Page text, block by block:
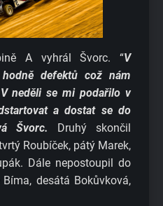
A vyhrál Švorc. “V
defektů což nám
neděli se mi podařilo v
a dostat se do
Švorc. Druhý skončil
Roubíček, pátý Marek,
Dále nepostoupil do
desátá Bokůvková,